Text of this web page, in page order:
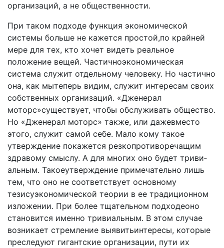
организаций, а не общественности.
При таком подходе функция экономической
системы больше не кажется простой,по крайней
мере для тех, кто хочет видеть реальное
положение вещей. Частичноэко­номическая
система служит отдельному человеку. Но ча­стично
она, как мытеперь видим, служит интересам своих
собственных организаций. «Дженерал
моторс»существу­ет, чтобы обслуживать общество.
Но «Дженерал моторс» также, или дажевместо
этого, служит самой себе. Мало кому такое
утверждение покажется резкопротивореча­щим
здравому смыслу. А для многих оно будет триви­
альным. Такоеутверждение примечательно лишь
тем, что оно не соответствует основному
тезисуэкономической теории в ее традиционном
изложении. При более тщатель­ном подходеоно
становится именно тривиальным. В этом случае
возникает стремление выявитьинтересы, которые
преследуют гигантские организации, пути их